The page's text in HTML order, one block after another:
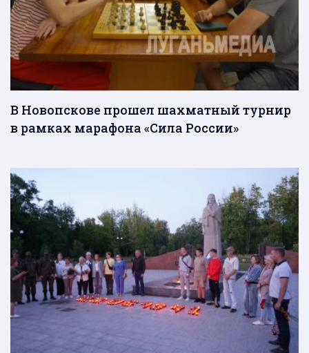
В Новопскове прошел шахматный турнир
в рамках марафона «Сила России»